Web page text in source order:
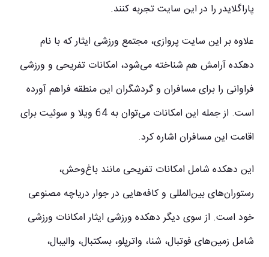
پاراگلایدر را در این سایت تجربه کنند.
علاوه بر این سایت پروازی، مجتمع ورزشی ایثار که با نام
دهکده آرامش هم شناخته می‌شود، امکانات تفریحی و ورزشی
فراوانی را برای مسافران و گردشگران این منطقه فراهم آورده
است. از جمله این امکانات می‌توان به 64 ویلا و سوئیت برای
اقامت این مسافران اشاره کرد.
این دهکده شامل امکانات تفریحی مانند باغ‌وحش،
رستوران‌های بین‌المللی و کافه‌هایی در جوار دریاچه مصنوعی
خود است. از سوی دیگر دهکده ورزشی ایثار امکانات ورزشی
شامل زمین‌های فوتبال، شنا، واترپلو، بسکتبال، والیبال،